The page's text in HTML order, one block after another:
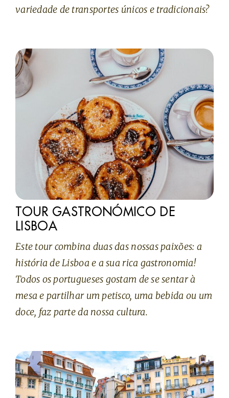
variedade de transportes únicos e tradicionais?
TOUR GASTRONÓMICO DE
LISBOA
Este tour combina duas das nossas paixões: a
história de Lisboa e a sua rica gastronomia!
Todos os portugueses gostam de se sentar à
mesa e partilhar um petisco, uma bebida ou um
doce, faz parte da nossa cultura.